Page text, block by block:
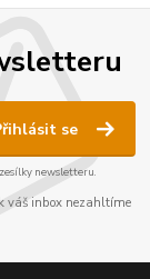
se
newsletteru.
váš inbox nezahltíme